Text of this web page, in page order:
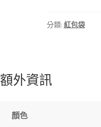
分類: 紅包袋
額外資訊
顏色